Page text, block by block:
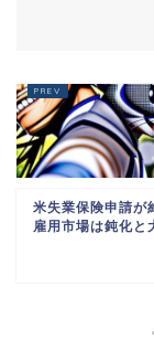
米失業保険申請が
雇用市場は鈍化と